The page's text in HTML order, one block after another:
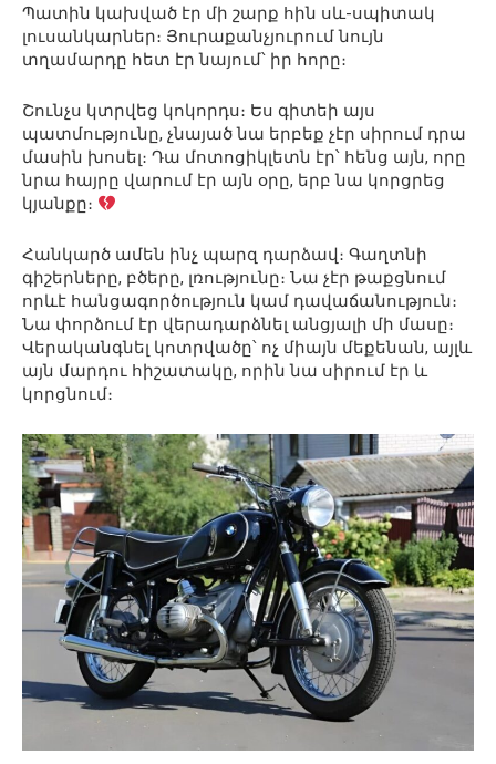
Պատին կախված էր մի շարք հին սև-սպիտակ
լուսանկարներ։ Յուրաքանչյուրում նույն
տղամարդը հետ էր նայում՝ իր հորը։
Շունչս կտրվեց կոկորդս։ Ես գիտեի այս
պատմությունը, չնայած նա երբեք չէր սիրում դրա
մասին խոսել։ Դա մոտոցիկլետն էր՝ հենց այն, որը
նրա հայրը վարում էր այն օրը, երբ նա կորցրեց
կյանքը։
Հանկարծ ամեն ինչ պարզ դարձավ։ Գաղտնի
գիշերները, բծերը, լռությունը։ Նա չէր թաքցնում
որևէ հանցագործություն կամ դավաճանություն։
Նա փորձում էր վերադարձնել անցյալի մի մասը։
Վերականգնել կոտրվածը՝ ոչ միայն մեքենան, այլև
այն մարդու հիշատակը, որին նա սիրում էր և
կորցնում։